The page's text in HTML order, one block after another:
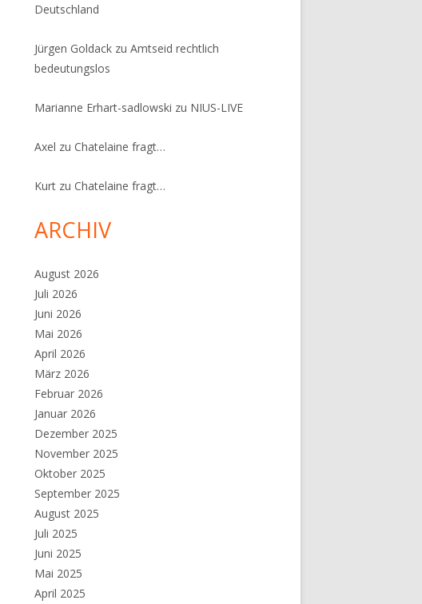
Deutschland
Jürgen Goldack zuAmtseid rechtlich
bedeutungslos
Marianne Erhart-sadlowski zu NIUS-LIVE
Axel zuChatelaine fragt…
Kurt zuChatelaine fragt…
ARCHIV
August 2026
Juli 2026
Juni 2026
Mai 2026
April 2026
März 2026
Februar 2026
Januar 2026
Dezember 2025
November 2025
Oktober 2025
September 2025
August 2025
Juli 2025
Juni 2025
Mai 2025
April 2025